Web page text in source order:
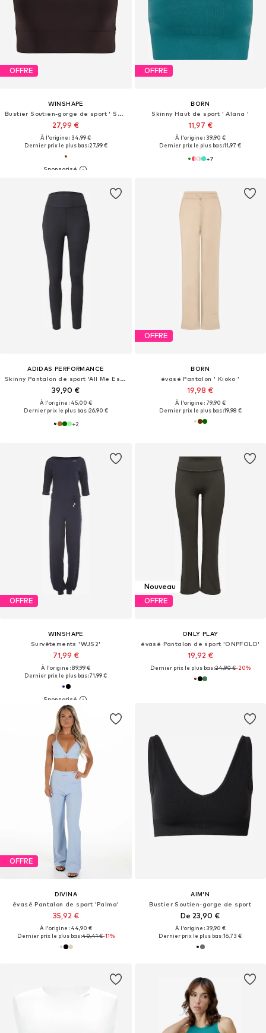
OFFRE
WINSHAPE
Bustier Soutien-gorge de sport ' SB103C '
27,99 €
À l'origine : 34,99 €
Dernier prix le plus bas :27,99 €
OFFRE
BORN
Skinny Haut de sport ' Alana '
11,97 €
À l'origine : 39,90 €
Dernier prix le plus bas :11,97 €
+7
ADIDAS PERFORMANCE
Skinny Pantalon de sport 'All Me Essentials'
39,90 €
À l'origine : 45,00 €
Dernier prix le plus bas :26,90 €
+2
OFFRE
BORN
évasé Pantalon ' Kioko '
19,98 €
À l'origine : 79,90 €
Dernier prix le plus bas :19,98 €
OFFRE
WINSHAPE
Survêtements 'WJS2'
71,99 €
À l'origine : 89,99 €
Dernier prix le plus bas :71,99 €
Nouveau
OFFRE
ONLY PLAY
évasé Pantalon de sport 'ONPFOLD'
19,92 €
Dernier prix le plus bas :24,90 €-20%
OFFRE
DIVINA
évasé Pantalon de sport 'Palma'
35,92 €
À l'origine : 44,90 €
Dernier prix le plus bas :40,41 €-11%
AIM'N
Bustier Soutien-gorge de sport
De 23,90 €
À l'origine : 39,90 €
Dernier prix le plus bas :16,73 €